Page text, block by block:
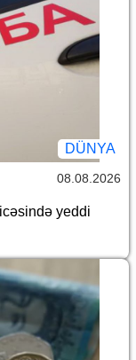
DÜNYA
08.08.2026
yeddi